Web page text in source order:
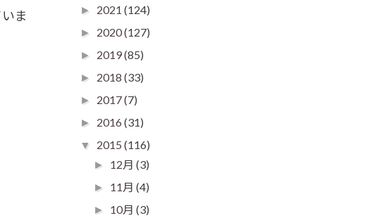
ま
► 2021 (124)
► 2020(127)
► 2019(85)
► 2018 (33)
► 2017(7)
► 2016 (31)
▼ 2015 (116)
► 12月(3)
► 11月(4)
► 10月(3)